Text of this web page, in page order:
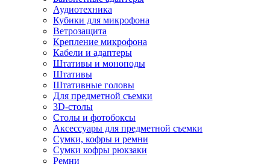
Аудиотехника
Кубики для микрофона
Ветрозащита
Крепление микрофона
Кабели и адаптеры
Штативы и моноподы
Штативы
Штативные головы
Для предметной съемки
3D-столы
Столы и фотобоксы
Аксессуары для предметной съемки
Сумки, кофры и ремни
Сумки кофры рюкзаки
Ремни